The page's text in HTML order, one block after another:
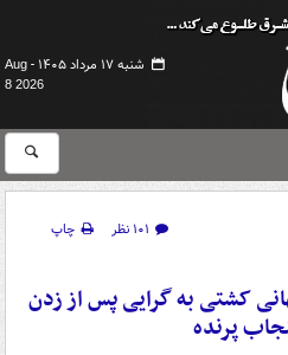
شنبه ۱۷ مرداد ۱۴۰۵ -
Aug
8 2026
۱۰۱ نظر
چاپ
کشتی به گرایی پس از زدن
پرنده